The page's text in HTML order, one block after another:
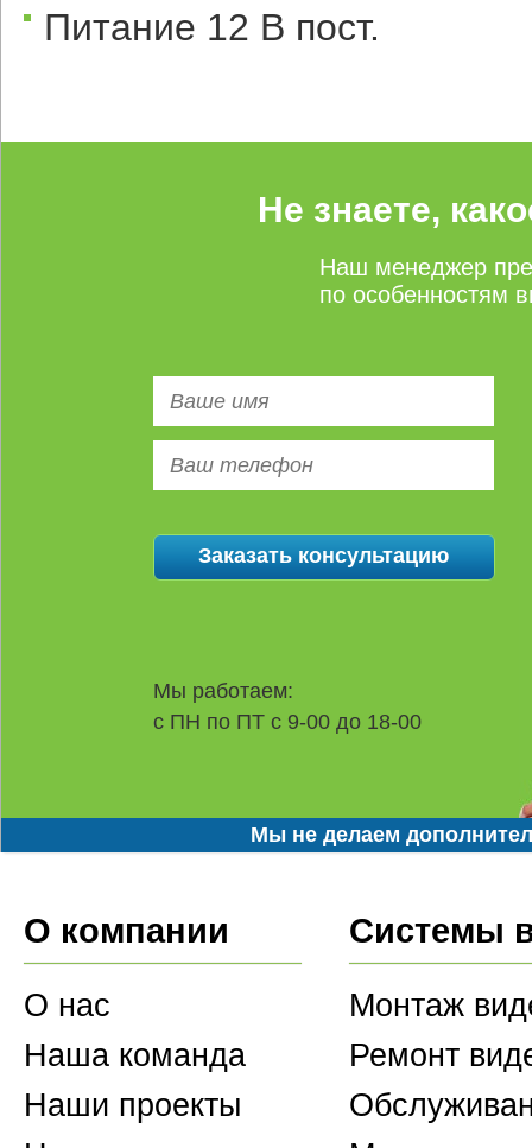
Питание 12 В пост.
Не знаете,
Наш менеджер
по особенностям
Мы работаем:
с ПН по ПТ с 9-00 до 18-00
Мы не делаем
О компании
О нас
Наша команда
Наши проекты
Системы
Монтаж
Ремонт